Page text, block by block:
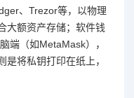
、Trezor等，以物理
大额资产存储；软件钱
端（如MetaMask），
将私钥打印在纸上，